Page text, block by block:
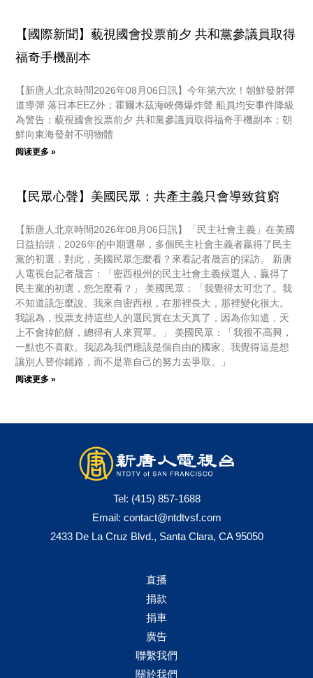
【國際新聞】藐視國會投票前夕 共和黨參議員取得
福奇手機副本
【新唐人北京時間2026年08月06日訊】今年第六次！朝鮮發射彈
道導彈 落日本EEZ外；霍爾木茲海峽傳爆炸聲 船員均安事件降級
為警告；藐視國會投票前夕 共和黨參議員取得福奇手機副本；朝
鮮向東海發射不明物體
阅读更多 »
【民眾心聲】美國民眾：共產主義只會導致貧窮
【新唐人北京時間2026年08月06日訊】「民主社會主義」在美國
日益抬頭，2026年的中期選舉，多個民主社會主義者贏得了民主
黨的初選，對此，美國民眾怎麼看？來看記者晟言的採訪。 新唐
人電視台記者晟言：「密西根州的民主社會主義候選人，贏得了
民主黨的初選，您怎麼看？」 美國民眾：「我覺得太可悲了。我
不知道該怎麼說。我來自密西根，在那裡長大，那裡變化很大。
我認為，投票支持這些人的選民實在太天真了，因為你知道，天
上不會掉餡餅，總得有人來買單。」 美國民眾：「我很不高興，
一點也不喜歡。我認為我們應該是個自由的國家。我覺得這是想
讓別人替你鋪路，而不是靠自己的努力去爭取。」
阅读更多 »
Tel: (415) 857-1688
Email: contact@ntdtvsf.com
2433 De La Cruz Blvd., Santa Clara, CA 95050
直播
捐款
捐車
廣告
聯繫我們
關於我們